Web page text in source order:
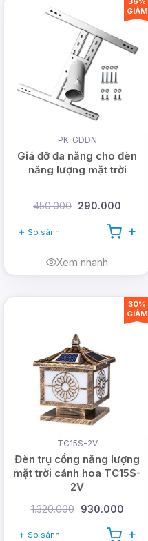
PK-GDDN
Giá đỡ đa năng cho đèn
năng lượng mặt trời
450.000 290.000
So sánh
Xem nhanh
GIẢM
TC15S-2V
Đèn trụ cổng năng lượng
mặt trời cánh hoa TC15S-
2V
1.320.000 930.000
So sánh
30%
GIẢM